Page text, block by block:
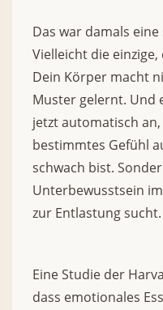
Das war damals
Vielleicht die
Dein Körper macht
Muster gelernt. Und
jetzt automatisch
bestimmtes Gefühl
schwach bist.
Unterbewusstsein
zur Entlastung sucht.
Eine Studie der
dass emotionales